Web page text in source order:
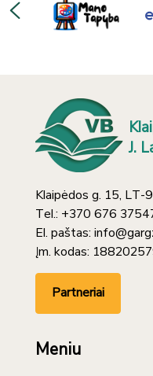
J.
Klaipėdos g. 15, LT-
Tel.: +370 676
El. paštas:
Įm. kodas:
Partneriai
Meniu